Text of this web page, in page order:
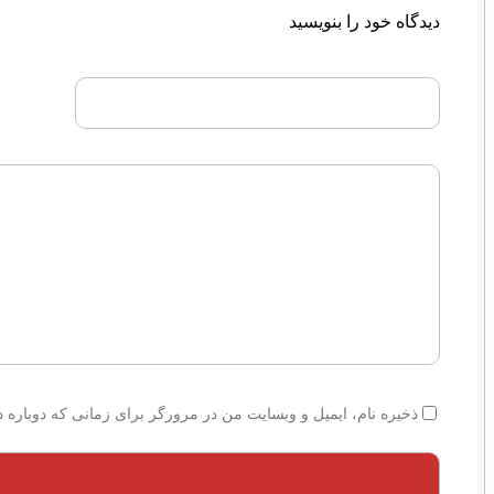
دیدگاه خود را بنویسید
ذخیره نام، ایمیل و وبسایت من در مرورگر برای زمانی که دوباره